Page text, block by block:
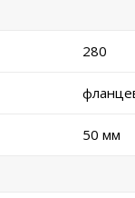
280
50 мм